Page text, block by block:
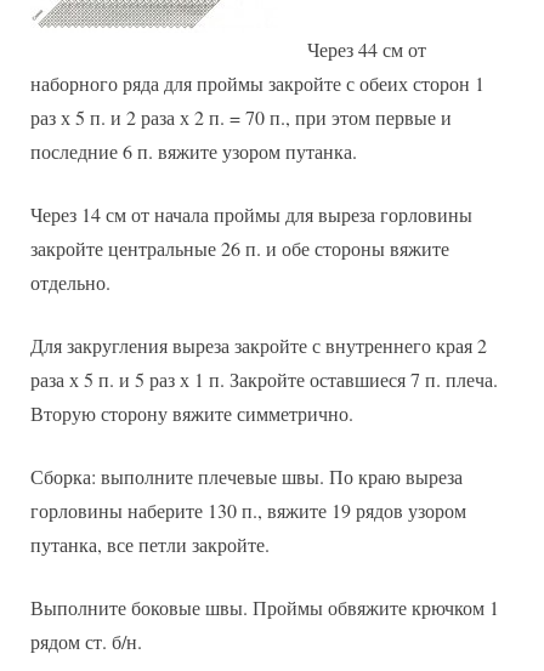
Через 44 см от
наборного ряда для проймы закройте с обеих сторон 1
раз х 5 п. и 2 раза х 2 п. = 70 п., при этом первые и
последние 6 п. вяжите узором путанка.
Через 14 см от начала проймы для выреза горловины
закройте центральные 26 п. и обе стороны вяжите
отдельно.
Для закругления выреза закройте с внутреннего края 2
раза х 5 п. и 5 раз х 1 п. Закройте оставшиеся 7 п. плеча.
Вторую сторону вяжите симметрично.
Сборка: выполните плечевые швы. По краю выреза
горловины наберите 130 п., вяжите 19 рядов узором
путанка, все петли закройте.
Выполните боковые швы. Проймы обвяжите крючком 1
рядом ст. б/н.